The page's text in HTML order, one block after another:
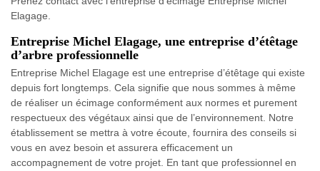
Elagage.
Entreprise Michel Elagage, une entreprise d’étêtage
d’arbre professionnelle
Entreprise Michel Elagage est une entreprise d’étêtage qui existe
depuis fort longtemps. Cela signifie que nous sommes à même
de réaliser un écimage conformément aux normes et purement
respectueux des végétaux ainsi que de l’environnement. Notre
établissement se mettra à votre écoute, fournira des conseils si
vous en avez besoin et assurera efficacement un
accompagnement de votre projet. En tant que professionnel en